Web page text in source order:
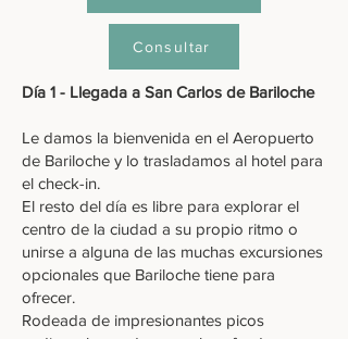
Consultar
Día 1 - Llegada a San Carlos de Bariloche
Le damos la bienvenida en el Aeropuerto
de Bariloche y lo trasladamos al hotel para
el check-in.
El resto del día es libre para explorar el
centro de la ciudad a su propio ritmo o
unirse a alguna de las muchas excursiones
opcionales que Bariloche tiene para
ofrecer.
Rodeada de impresionantes picos